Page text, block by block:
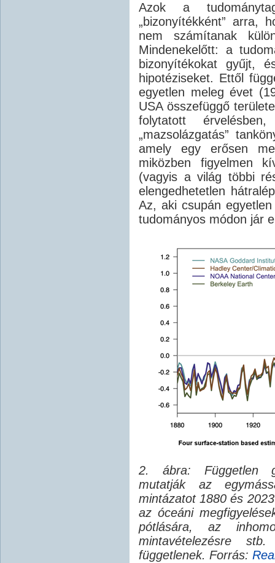
Azok a
„bizonyítékként” arra,
nem számítanak
Mindenekelőtt: a
bizonyítékokat gyűjt,
hipotéziseket. Ettől
egyetlen meleg évet
USA összefüggő
folytatott
„mazsolázgatás”
amely egy erősen
miközben figyelmen
(vagyis a világ többi
elengedhetetlen
Az, aki csupán
tudományos módon jár
2. ábra: Független
mutatják az
mintázatot 1880 és
az óceáni
pótlására, az
mintavételezésre
függetlenek. Forrás: